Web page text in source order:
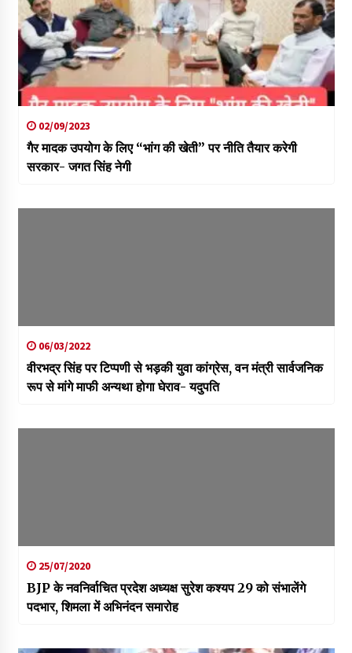
02/09/2023
गैर मादक उपयोग के लिए “भांग की खेती” पर नीति तैयार करेगी
सरकार- जगत सिंह नेगी
06/03/2022
वीरभद्र सिंह पर टिप्पणी से भड़की युवा कांग्रेस, वन मंत्री सार्वजनिक
रूप से मांगे माफी अन्यथा होगा घेराव- यदुपति
25/07/2020
BJP के नवनिर्वाचित प्रदेश अध्यक्ष सुरेश कश्यप 29 को संभालेंगे
पदभार, शिमला में अभिनंदन समारोह